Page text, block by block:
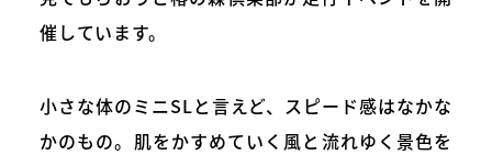
催しています。
小さな体のミニSLと言えど、スピード感はなかな
かのもの。肌をかすめていく風と流れゆく景色を